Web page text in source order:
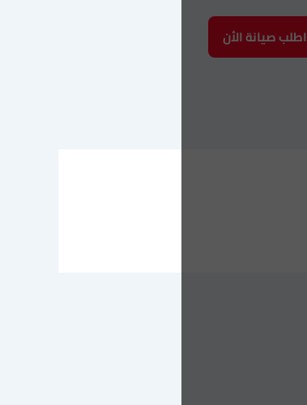
اطلب صيانة الأن